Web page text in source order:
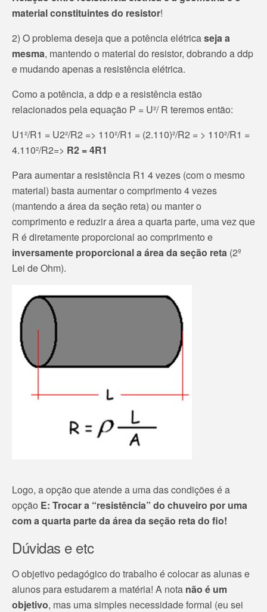
material constituintes do resistor!
2) O problema deseja que a potência elétricaseja a
mesma, mantendo o material do resistor, dobrando a ddp
e mudando apenas a resistência elétrica.
Como a potência, a ddp e a resistência estão
relacionados pela equação P = U²/ R teremos então:
U1²/R1 = U2²/R2 => 110²/R1 = (2.110)²/R2 = > 110²/R1 =
4.110²/R2=> R2 = 4R1
Para aumentar a resistência R1 4 vezes (com o mesmo
material) basta aumentar o comprimento 4 vezes
(mantendo a área da seção reta) ou manter o
comprimento e reduzir a área a quarta parte, uma vez que
R é diretamente proporcional ao comprimento e
inversamente proporcional a área da seção reta (2º
Lei de Ohm).
Logo, a opção que atende a uma das condições é a
opção E: Trocar a “resistência” do chuveiro por uma
com a quarta parte da área da seção reta do fio!
Dúvidas e etc
O objetivo pedagógico do trabalho é colocar as alunas e
alunos para estudarem a matéria! A nota não é um
objetivo, mas uma simples necessidade formal (eu sei